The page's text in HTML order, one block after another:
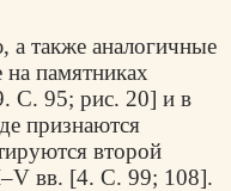
а также аналогичные
на памятниках
С. 95; рис. 20] и в
признаются
второй
вв. [4. С. 99; 108].